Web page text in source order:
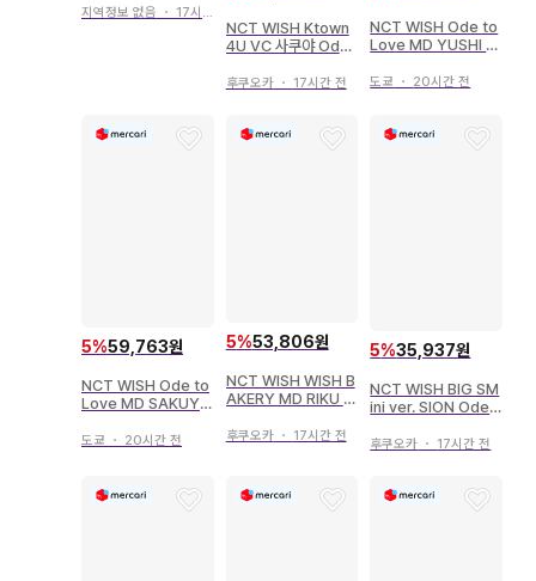
지역정보 없음 ・ 17시간 전
NCT WISH Ktown
4U VC 사쿠야 Ode
후쿠오카・ 17시간 전
NCT WISH Ode to
Love MD YUSHI 아
도쿄 ・ 20시간 전
5%59,763원
NCT WISH Ode to
Love MD SAKUYA
G
도쿄 ・ 20시간 전
5%53,806원
NCT WISH WISH B
AKERY MD RIKU M
후쿠오카・ 17시간 전
5%35,937원
NCT WISH BIG SM
ini ver. SION Ode t
후쿠오카 ・ 17시간 전